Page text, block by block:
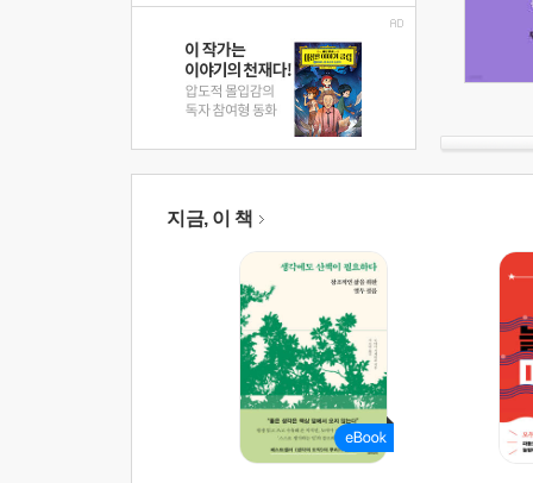
지금, 이 책